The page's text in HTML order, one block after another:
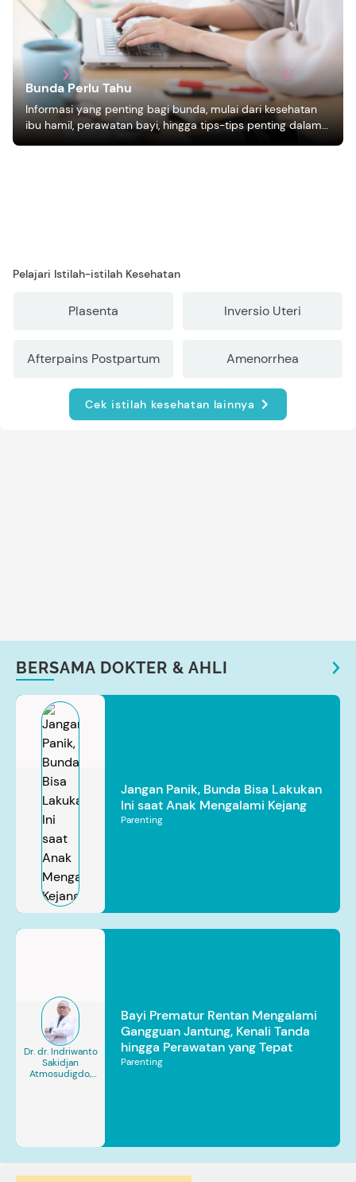
Bunda Perlu Tahu
Informasi yang penting bagi bunda, mulai dari kesehatan
ibu hamil, perawatan bayi, hingga tips-tips penting dalam
mengasuh anak
Pelajari Istilah-istilah Kesehatan
Plasenta Inversio Uteri
Afterpains Postpartum Amenorrhea
Cek istilah kesehatan lainnya
BERSAMA DOKTER & AHLI
Jangan Panik, Bunda Bisa Lakukan
Ini saat Anak Mengalami Kejang
Parenting
Dr. dr. Indriwanto
Sakidjan
Atmosudigdo,
Bayi Prematur Rentan Mengalami
Gangguan Jantung, Kenali Tanda
hingga Perawatan yang Tepat
Parenting